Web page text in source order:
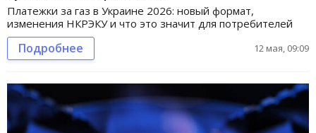
Платежки за газ в Украине 2026: новый формат,
изменения НКРЭКУ и что это значит для потребителей
Подробнее 12 мая, 09:09